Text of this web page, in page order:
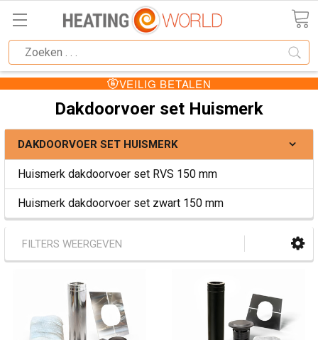
VEILIG BETALEN
Dakdoorvoer set Huismerk
DAKDOORVOER SET HUISMERK
Huismerk dakdoorvoer set RVS 150 mm
Huismerk dakdoorvoer set zwart 150 mm
FILTERS WEERGEVEN